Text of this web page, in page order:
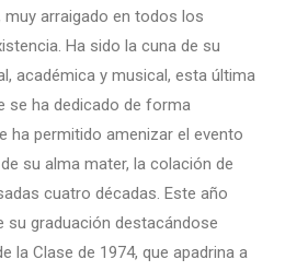
muy arraigado en todos los
Ha sido la cuna de su
académica y musical, esta última
se ha dedicado de forma
ha permitido amenizar el evento
su alma mater, la colación de
cuatro décadas. Este año
su graduación destacándose
la Clase de 1974, que apadrina a